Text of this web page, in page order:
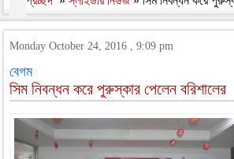
Monday October 24, 2016 , 9:09 pm
বেগম
সিম নিবন্ধন করে পুরুস্কার পেলেন বরিশালের